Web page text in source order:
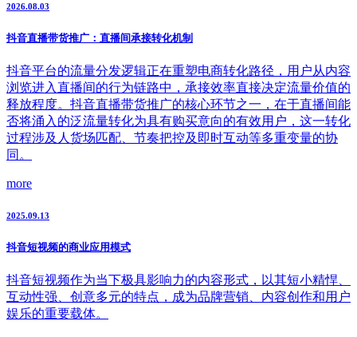
2026.08.03
抖音直播带货推广：直播间承接转化机制
抖音平台的流量分发逻辑正在重塑电商转化路径，用户从内容
浏览进入直播间的行为链路中，承接效率直接决定流量价值的
释放程度。抖音直播带货推广的核心环节之一，在于直播间能
否将涌入的泛流量转化为具有购买意向的有效用户，这一转化
过程涉及人货场匹配、节奏把控及即时互动等多重变量的协
同。
more
2025.09.13
抖音短视频的商业应用模式
抖音短视频作为当下极具影响力的内容形式，以其短小精悍、
互动性强、创意多元的特点，成为品牌营销、内容创作和用户
娱乐的重要载体。